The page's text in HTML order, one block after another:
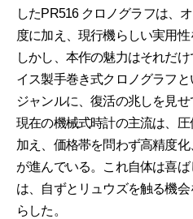
したPR516 クロノグラフは、
度に加え、現行機らしい実用性
しかし、本作の魅力はそれだ
イス製手巻き式クロノグラフ
ジャンルに、復活の兆しを見せ
現在の機械式時計の主流は、
加え、価格帯を問わず高精度
が進んでいる。これ自体は喜
は、自ずとリュウズを触る機
らした。